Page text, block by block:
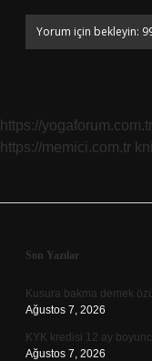
https://yogaforum.com.tr
https://memici.com.tr
Sidebar
Son Yazılar
Kusura bakma demek
Ağustos 7, 2026
KYK kredisi 12 ay
Ağustos 7, 2026